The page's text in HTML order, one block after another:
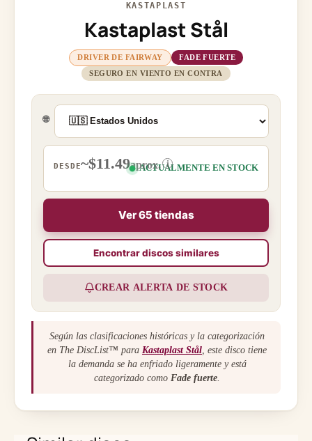
KASTAPLAST
Kastaplast Stål
DRIVER DE FAIRWAY
FADE FUERTE
SEGURO EN VIENTO EN CONTRA
🌐
DESDE~$11.49aprox. i
ACTUALMENTE EN STOCK
Ver 65 tiendas
Encontrar discos similares
CREAR ALERTA DE STOCK
Según las clasificaciones históricas y la categorización
en The DiscList™ para Kastaplast Stål , este disco tiene
la demanda se ha enfriado ligeramente y está
categorizado como Fade fuerte